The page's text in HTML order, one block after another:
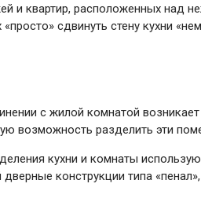
и квартир, расположенных
сдвинуть стену кухни
с жилой комнатой
возможность разделить эти
кухни и комнаты
конструкции типа